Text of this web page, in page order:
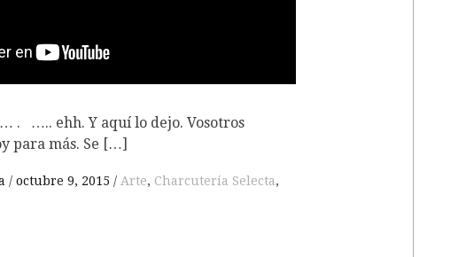
. ….. ehh. Y aquí lo dejo. Vosotros
para más. Se […]
octubre 9, 2015 Arte, Charcutería Selecta,